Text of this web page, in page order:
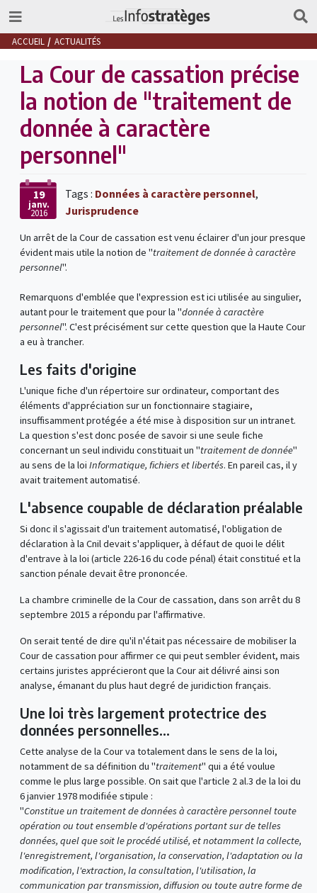
ACCUEIL ACTUALITÉS
La Cour de cassation précise
la notion de "traitement de
donnée à caractère
personnel"
19
janv.
2016
Tags : Données à caractère personnel,
Jurisprudence
Un arrêt de la Cour de cassation est venu éclairer d'un jour presque
évident mais utile la notion de "traitement de donnée à caractère
personnel".
Remarquons d'emblée que l'expression est ici utilisée au singulier,
autant pour le traitement que pour la "donnée à caractère
personnel". C'est précisément sur cette question que la Haute Cour
a eu à trancher.
Les faits d'origine
L'unique fiche d'un répertoire sur ordinateur, comportant des
éléments d'appréciation sur un fonctionnaire stagiaire,
insuffisamment protégée a été mise à disposition sur un intranet.
La question s'est donc posée de savoir si une seule fiche
concernant un seul individu constituait un "traitement de donnée"
au sens de la loi Informatique, fichiers et libertés. En pareil cas, il y
avait traitement automatisé.
L'absence coupable de déclaration préalable
Si donc il s'agissait d'un traitement automatisé, l'obligation de
déclaration à la Cnil devait s'appliquer, à défaut de quoi le délit
d'entrave à la loi (article 226-16 du code pénal) était constitué et la
sanction pénale devait être prononcée.
La chambre criminelle de la Cour de cassation, dans son arrêt du 8
septembre 2015 a répondu par l'affirmative.
On serait tenté de dire qu'il n'était pas nécessaire de mobiliser la
Cour de cassation pour affirmer ce qui peut sembler évident, mais
certains juristes apprécieront que la Cour ait délivré ainsi son
analyse, émanant du plus haut degré de juridiction français.
Une loi très largement protectrice des
données personnelles…
Cette analyse de la Cour va totalement dans le sens de la loi,
notamment de sa définition du "traitement" qui a été voulue
comme le plus large possible. On sait que l'article 2 al.3 de la loi du
6 janvier 1978 modifiée stipule :
"Constitue un traitement de données à caractère personnel toute
opération ou tout ensemble d'opérations portant sur de telles
données, quel que soit le procédé utilisé, et notamment la collecte,
l'enregistrement, l'organisation, la conservation, l'adaptation ou la
modification, l'extraction, la consultation, l'utilisation, la
communication par transmission, diffusion ou toute autre forme de